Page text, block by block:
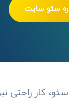
سئو سایت
کار راحتی